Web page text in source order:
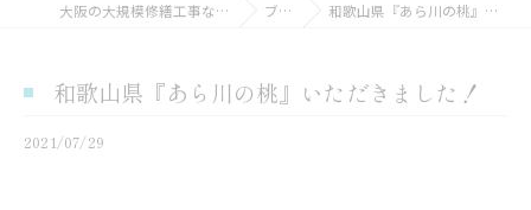
大阪の大規模修繕工事なら星功株式会社 ブログ 和歌山県『あら川の桃』いただきました！
和歌山県『あら川の桃』いただきました！
2021/07/29